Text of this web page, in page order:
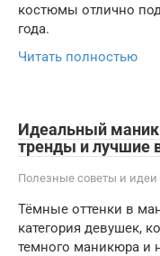
костюмы отлично
года.
Читать полностью
Идеальный
тренды и лучшие
Полезные советы и идеи
Тёмные оттенки в
категория девушек,
темного маникюра и